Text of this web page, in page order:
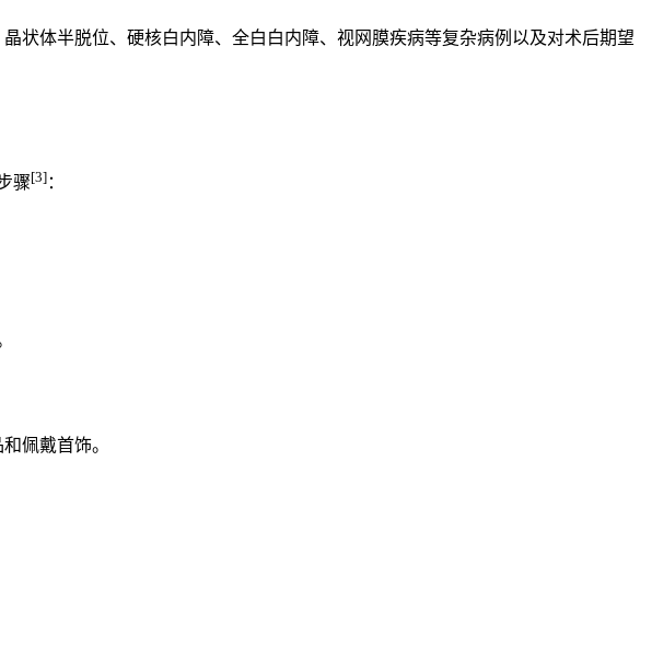
状体半脱位、硬核白内障、全白白内障、视网膜疾病等复杂病例以及对术后期望
骤[3] ：
佩戴首饰。